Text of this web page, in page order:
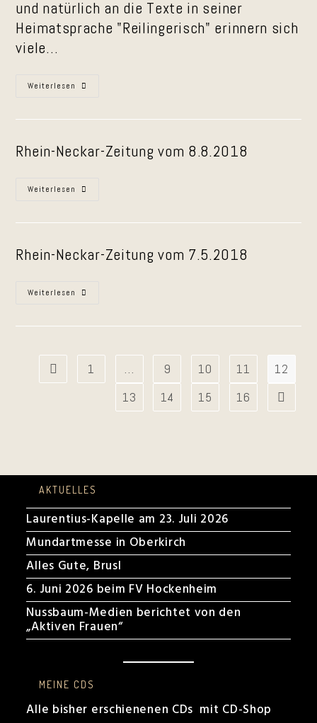
und natürlich an die Texte in seiner
Heimatsprache "Reilingerisch" erinnern sich
viele…
Weiterlesen Bericht
Rhein-Neckar-Zeitung vom 8.8.2018
Weiterlesen Mundart-
Astor-
Rhein-Neckar-Zeitung vom 7.5.2018
Weiterlesen Mundart
Park
Zur vorherigen Seite
1 … 9 10 11
12
13
14 15 16 Zur
AKTUELLES
Laurentius-Kapelle am 23. Juli 2026
Mundartmesse in Oberkirch
Alles Gute, Brusl
6. Juni 2026 beim FV Hockenheim
Nussbaum-Medien berichtet von den
„Aktiven Frauen“
MEINE CDS
Alle bisher erschienenen CDs mit CD-Shop